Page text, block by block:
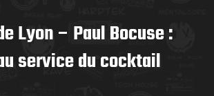
Lyon – Paul Bocuse :
service du cocktail